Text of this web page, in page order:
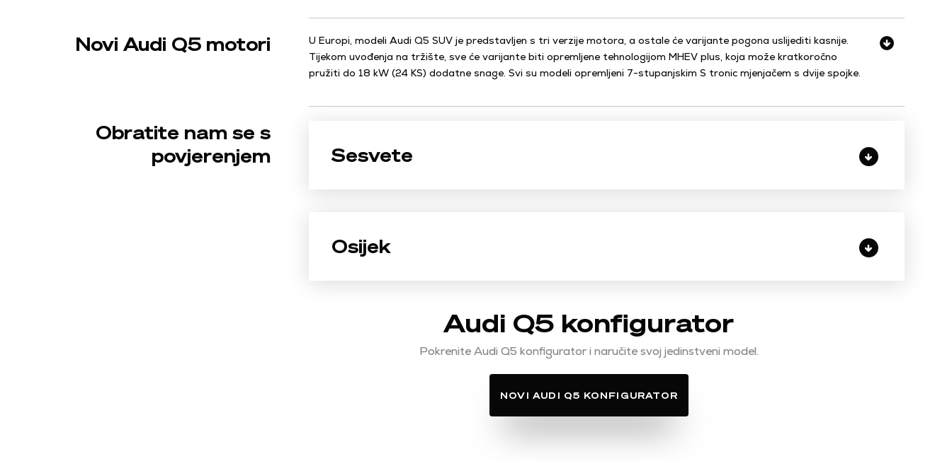
Novi Audi Q5 motori
U Europi, modeli Audi Q5 SUV je predstavljen s tri verzije motora, a ostale će varijante pogona uslijediti kasnije.
Tijekom uvođenja na tržište, sve će varijante biti opremljene tehnologijom MHEV plus, koja može kratkoročno
pružiti do 18 kW (24 KS) dodatne snage. Svi su modeli opremljeni 7-stupanjskim S tronic mjenjačem s dvije spojke.
Obratite nam se s
povjerenjem
Sesvete
Osijek
Audi Q5 konfigurator
Pokrenite Audi Q5 konfigurator i naručite svoj jedinstveni model.
NOVI AUDI Q5 KONFIGURATOR